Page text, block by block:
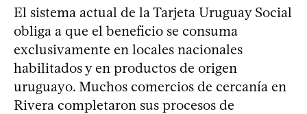
El sistema actual de la Tarjeta Uruguay Social
obliga a que el beneficio se consuma
exclusivamente en locales nacionales
habilitados y en productos de origen
uruguayo. Muchos comercios de cercanía en
Rivera completaron sus procesos de